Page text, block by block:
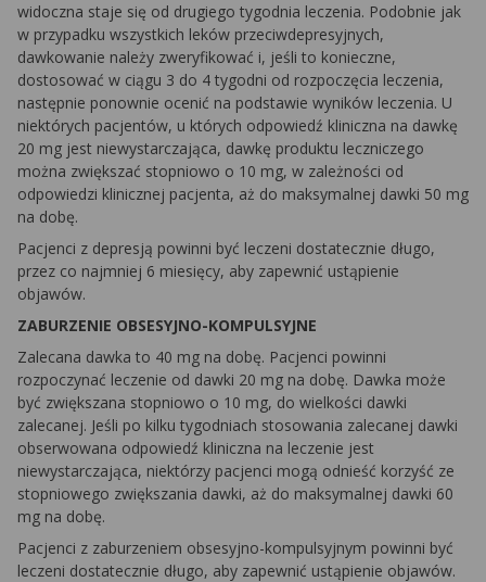
widoczna staje się od drugiego tygodnia leczenia. Podobnie jak
w przypadku wszystkich leków przeciwdepresyjnych,
dawkowanie należy zweryfikować i, jeśli to konieczne,
dostosować w ciągu 3 do 4 tygodni od rozpoczęcia leczenia,
następnie ponownie ocenić na podstawie wyników leczenia. U
niektórych pacjentów, u których odpowiedź kliniczna na dawkę
20 mg jest niewystarczająca, dawkę produktu leczniczego
można zwiększać stopniowo o 10 mg, w zależności od
odpowiedzi klinicznej pacjenta, aż do maksymalnej dawki 50 mg
na dobę.
Pacjenci z depresją powinni być leczeni dostatecznie długo,
przez co najmniej 6 miesięcy, aby zapewnić ustąpienie
objawów.
ZABURZENIE OBSESYJNO-KOMPULSYJNE
Zalecana dawka to 40 mg na dobę. Pacjenci powinni
rozpoczynać leczenie od dawki 20 mg na dobę. Dawka może
być zwiększana stopniowo o 10 mg, do wielkości dawki
zalecanej. Jeśli po kilku tygodniach stosowania zalecanej dawki
obserwowana odpowiedź kliniczna na leczenie jest
niewystarczająca, niektórzy pacjenci mogą odnieść korzyść ze
stopniowego zwiększania dawki, aż do maksymalnej dawki 60
mg na dobę.
Pacjenci z zaburzeniem obsesyjno-kompulsyjnym powinni być
leczeni dostatecznie długo, aby zapewnić ustąpienie objawów.